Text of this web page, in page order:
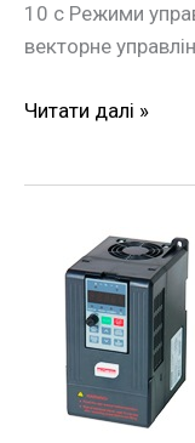
10 с Режими
векторне
Читати далі »
Частотний
перетворювач
drive.2R2
2,2кВт
3ф/380В